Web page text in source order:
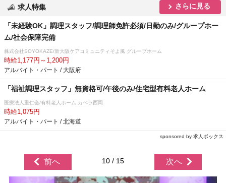
求人特集 さらに見る
「未経験OK」調理スタッフ/調理師免許必須/日勤のみ/グループホー
ム/社会保障完備
株式会社SOYOKAZE/新大阪ケアコミュニティそよ風 グループホーム
時給1,177円～1,200円
アルバイト・パート / 大阪府
「福祉調理スタッフ」無資格可/午後のみ/住宅型有料老人ホーム
医療法人重仁会/有料老人ホーム カペラ西岡
時給1,075円
アルバイト・パート / 北海道
sponsored by 求人ボックス
前へ 10 / 15 次へ